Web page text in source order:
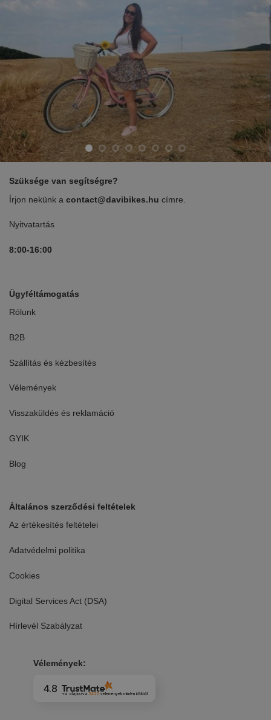
Szüksége van segítségre?
Írjon nekünk a contact@davibikes.hu címre.
Nyitvatartás
8:00-16:00
Ügyféltámogatás
Rólunk
B2B
Szállítás és kézbesítés
Vélemények
Visszaküldés és reklamáció
GYIK
Blog
Általános szerződési feltételek
Az értékesítés feltételei
Adatvédelmi politika
Cookies
Digital Services Act (DSA)
Hírlevél Szabályzat
Vélemények:
4.8 -ra alapozva 3420 véleményekminden időkből